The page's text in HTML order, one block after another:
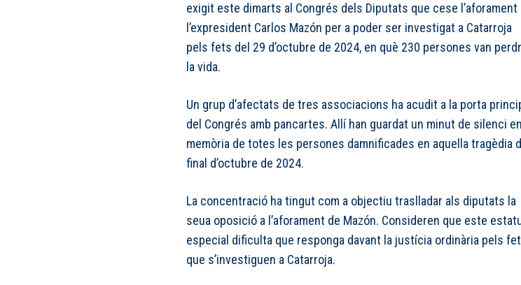
exigit este dimarts al Congrés dels Diputats que cese l’aforament
l’expresident Carlos Mazón per a poder ser investigat a Catarroja
pels fets del 29 d’octubre de 2024, en què 230 persones van
la vida.
Un grup d’afectats de tres associacions ha acudit a la porta
del Congrés amb pancartes. Allí han guardat un minut de silenci en
memòria de totes les persones damnificades en aquella tragèdia
final d’octubre de 2024.
La concentració ha tingut com a objectiu traslladar als diputats la
seua oposició a l’aforament de Mazón. Consideren que este
especial dificulta que responga davant la justícia ordinària pels
que s’investiguen a Catarroja.